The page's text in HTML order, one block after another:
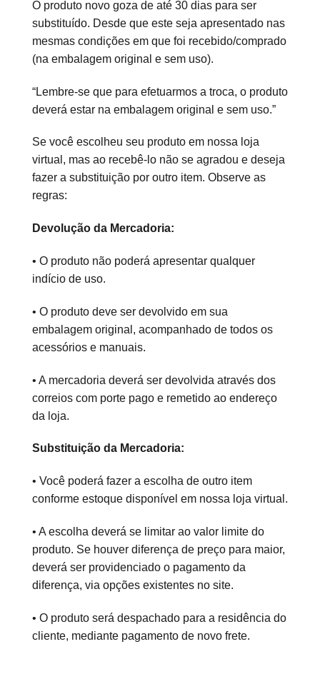
O produto novo goza de até 30 dias para ser
substituído. Desde que este seja apresentado nas
mesmas condições em que foi recebido/comprado
(na embalagem original e sem uso).
“Lembre-se que para efetuarmos a troca, o produto
deverá estar na embalagem original e sem uso.”
Se você escolheu seu produto em nossa loja
virtual, mas ao recebê-lo não se agradou e deseja
fazer a substituição por outro item. Observe as
regras:
Devolução da Mercadoria:
• O produto não poderá apresentar qualquer
indício de uso.
• O produto deve ser devolvido em sua
embalagem original, acompanhado de todos os
acessórios e manuais.
• A mercadoria deverá ser devolvida através dos
correios com porte pago e remetido ao endereço
da loja.
Substituição da Mercadoria:
• Você poderá fazer a escolha de outro item
conforme estoque disponível em nossa loja virtual.
• A escolha deverá se limitar ao valor limite do
produto. Se houver diferença de preço para maior,
deverá ser providenciado o pagamento da
diferença, via opções existentes no site.
• O produto será despachado para a residência do
cliente, mediante pagamento de novo frete.